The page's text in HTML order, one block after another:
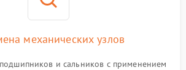
механических узлов
и сальников с применением